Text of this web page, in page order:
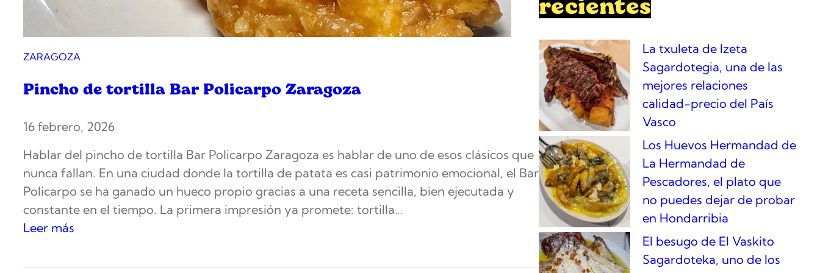
ZARAGOZA
Pincho de tortilla Bar Policarpo Zaragoza
16 febrero, 2026
Hablar del pincho de tortilla Bar Policarpo Zaragoza es hablar de uno de esos clásicos que
nunca fallan. En una ciudad donde la tortilla de patata es casi patrimonio emocional, el Bar
Policarpo se ha ganado un hueco propio gracias a una receta sencilla, bien ejecutada y
constante en el tiempo. La primera impresión ya promete: tortilla…
Leer más
i
La txuleta de Izeta
Sagardotegia, una de las
mejores relaciones
calidad-precio del País
Vasco
Los Huevos Hermandad de
La Hermandad de
Pescadores, el plato que
no puedes dejar de probar
en Hondarribia
El besugo de El Vaskito
Sagardoteka, uno de los